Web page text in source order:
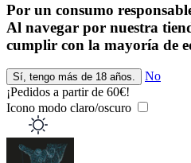
Por un consumo
Al navegar por nuestra
cumplir con la mayoría de
Sí, tengo más de 18 años.
No
¡Pedidos a partir de 60€!
Icono modo claro/oscuro